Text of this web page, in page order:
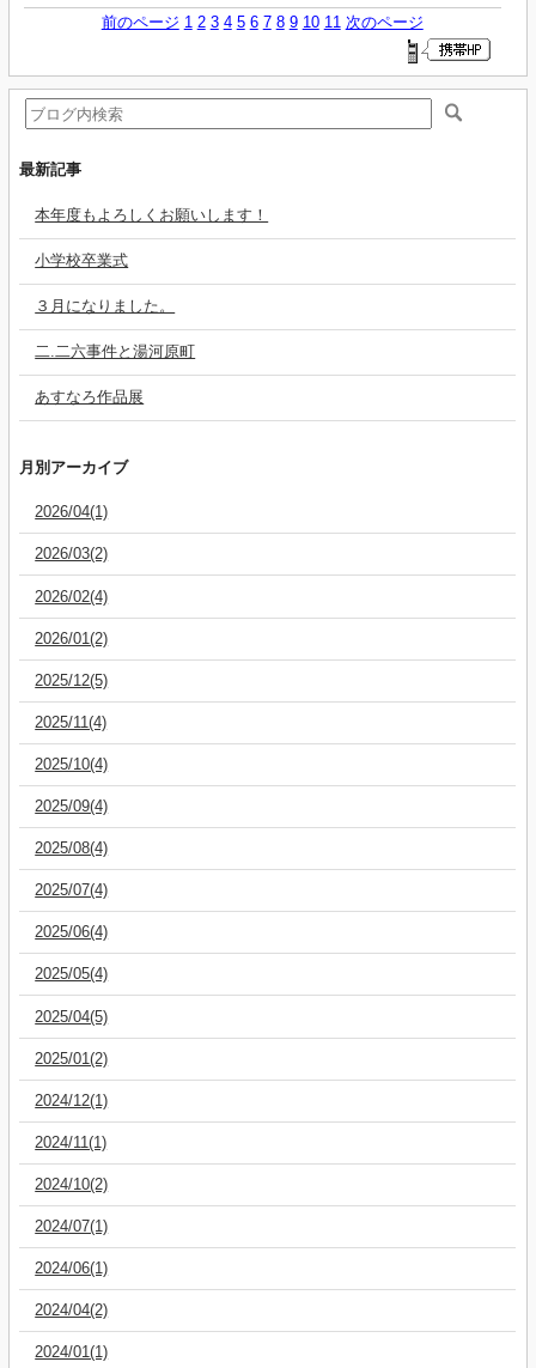
前のページ 1 2 3 4 5 6 7 8 9 10 11 次のページ
最新記事
本年度もよろしくお願いします！
小学校卒業式
３月になりました。
二.二六事件と湯河原町
あすなろ作品展
月別アーカイブ
2026/04(1)
2026/03(2)
2026/02(4)
2026/01(2)
2025/12(5)
2025/11(4)
2025/10(4)
2025/09(4)
2025/08(4)
2025/07(4)
2025/06(4)
2025/05(4)
2025/04(5)
2025/01(2)
2024/12(1)
2024/11(1)
2024/10(2)
2024/07(1)
2024/06(1)
2024/04(2)
2024/01(1)